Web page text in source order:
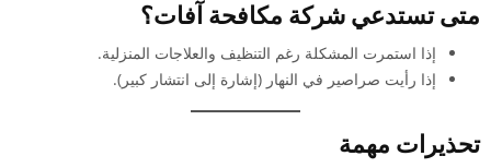
متى تستدعي شركة مكافحة آفات؟
إذا استمرت المشكلة رغم التنظيف والعلاجات المنزلية.
إذا رأيت صراصير في النهار (إشارة إلى انتشار كبير).
تحذيرات مهمة